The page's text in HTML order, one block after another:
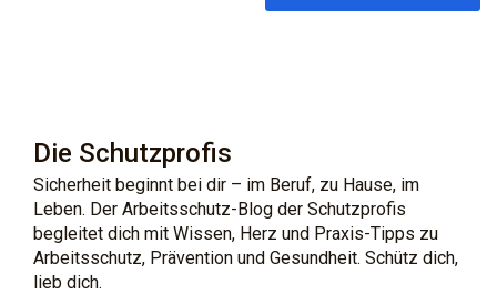
Die Schutzprofis
Sicherheit beginnt bei dir – im Beruf, zu Hause, im
Leben. Der Arbeitsschutz-Blog der Schutzprofis
begleitet dich mit Wissen, Herz und Praxis-Tipps zu
Arbeitsschutz, Prävention und Gesundheit. Schütz dich,
lieb dich.